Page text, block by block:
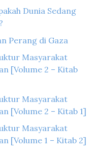
Dunia Sedang
Perang di Gaza
Masyarakat
[Volume 2 – Kitab
Masyarakat
[Volume 2 – Kitab 1]
Masyarakat
[Volume 1 – Kitab 2]